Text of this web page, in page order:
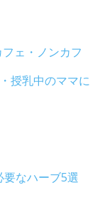
ェ・ノンカフ
授乳中のママに
なハーブ5選